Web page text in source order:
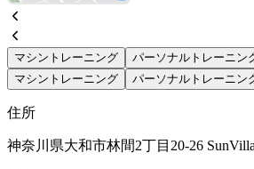
マシントレーニング パーソナルトレーニン
マシントレーニング
パーソナルトレーニン
住所
神奈川県大和市林間2丁目20-26